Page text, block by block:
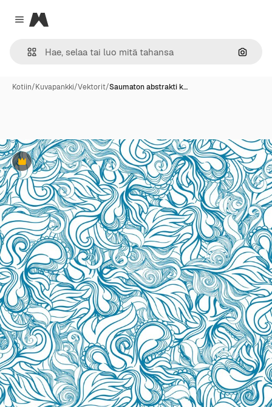
Close menu
Magnific
Hae
Kotiin/Kuvapankki/Vektorit/Saumaton abstrakti k…
Premium